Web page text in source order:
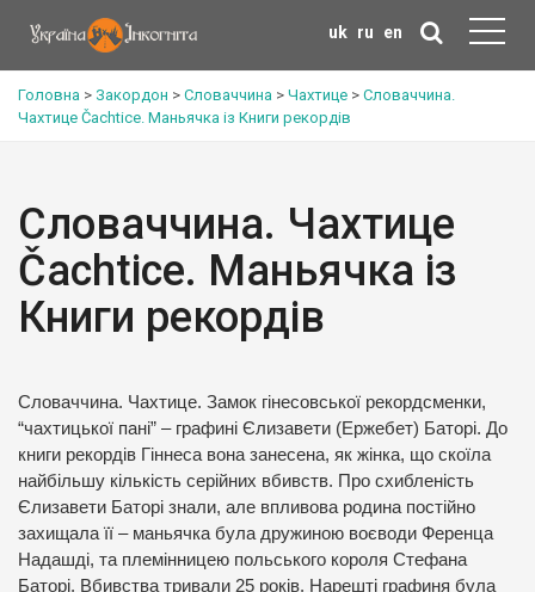
uk ru en
Головна > Закордон > Словаччина > Чахтице > Словаччина.
Чахтице Čachtice. Маньячка із Книги рекордів
Словаччина. Чахтице
Čachtice. Маньячка із
Книги рекордів
Словаччина. Чахтице. Замок гінесовської рекордсменки,
“чахтицької пані” – графині Єлизавети (Ержебет) Баторі. До
книги рекордів Гіннеса вона занесена, як жінка, що скоїла
найбільшу кількість серійних вбивств. Про схибленість
Єлизавети Баторі знали, але впливова родина постійно
захищала її – маньячка була дружиною воєводи Ференца
Надашді, та племінницею польського короля Стефана
Баторі. Вбивства тривали 25 років. Нарешті графиня була